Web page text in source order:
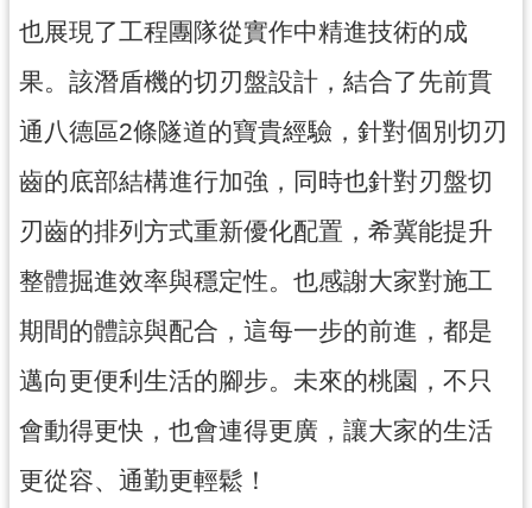
通
訊
錄
回
首
頁
網
站
覽
市
信
箱
也展現了工程團隊從實作中精進技術的成
果。該潛盾機的切刃盤設計，結合了先前貫
通八德區2條隧道的寶貴經驗，針對個別切刃
齒的底部結構進行加強，同時也針對刃盤切
刃齒的排列方式重新優化配置，希冀能提升
整體掘進效率與穩定性。也感謝大家對施工
期間的體諒與配合，這每一步的前進，都是
邁向更便利生活的腳步。未來的桃園，不只
會動得更快，也會連得更廣，讓大家的生活
更從容、通勤更輕鬆！